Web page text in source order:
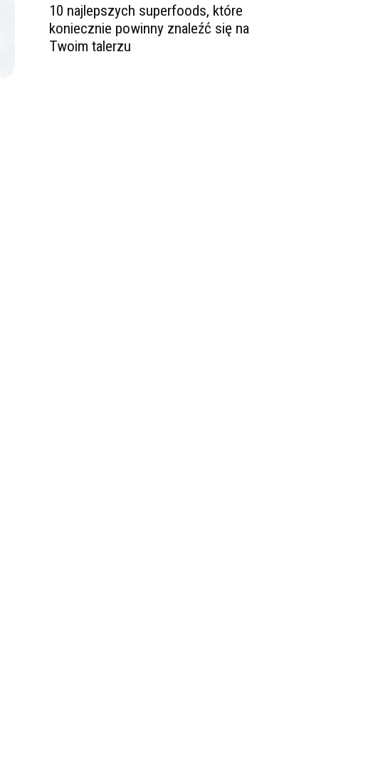
10 najlepszych superfoods, które
koniecznie powinny znaleźć się na
Twoim talerzu